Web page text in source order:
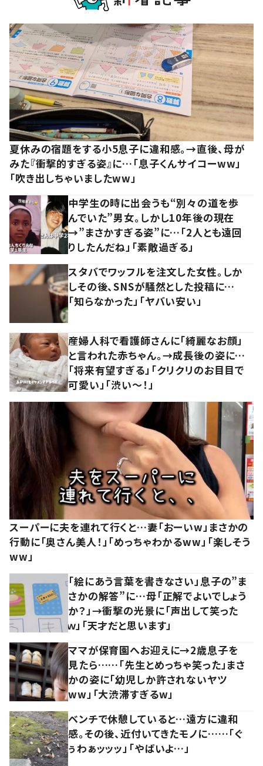
夏休みの宿題をする小5息子に違和感。→直後、母が
みた『衝撃的すぎる姿』に…「息子くんサイコーww」
「吹き出しちゃいましたww」
中学生の時に出会うも“別々の道を歩
んでいた”男女。しかし10年後の現在
→”まさかすぎる姿”に…「2人とも遠回
りしたんだね」「素敵過ぎる」
スタバでワッフルを注文した女性。しか
しその後、SNSが騒然とした投稿に…
「知らなかった」「ヤバい安い」
産婦人科で看護師さんに「綺麗なお顔」
と言われた赤ちゃん。→成長後の姿に…
「将来有望すぎる」「クリクリのお目目で
可愛い」「渋い～！」
スーパーに夫を連れて行くと…妻「おーいw」まさかの
行動に「奥さん美人！」「めっちゃわかるww」「楽しそう
ww」
「絵にあう言葉を書きなさい」息子の”ま
さかの解答”に…母「正解でよいでしょう
か？」→衝撃の光景に「声出して笑った
ｗ」「天才だと思います」
ママが保育園へお迎えに→2歳息子を
見たら……「先生とめっちゃ笑った」まさ
かの姿に「幼児しか許されないヤツ
ww」「大渋滞すぎるw」
ベンチで休憩していると…遠方に違和
感。その後、近付いてきたモノに……「ぐ
ぅわぁッッッ」「やばいよ…」